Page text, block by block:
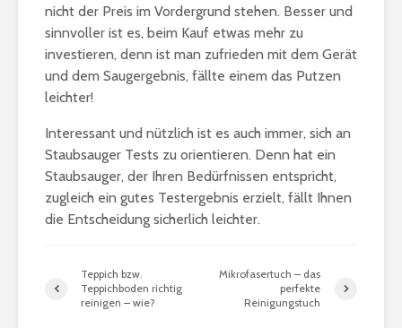
nicht der Preis im Vordergrund stehen. Besser und
sinnvoller ist es, beim Kauf etwas mehr zu
investieren, denn ist man zufrieden mit dem Gerät
und dem Saugergebnis, fällte einem das Putzen
leichter!
Interessant und nützlich ist es auch immer, sich an
Staubsauger Tests zu orientieren. Denn hat ein
Staubsauger, der Ihren Bedürfnissen entspricht,
zugleich ein gutes Testergebnis erzielt, fällt Ihnen
die Entscheidung sicherlich leichter.
Teppich bzw.
Teppichboden richtig
reinigen – wie?
Mikrofasertuch – das
perfekte
Reinigungstuch